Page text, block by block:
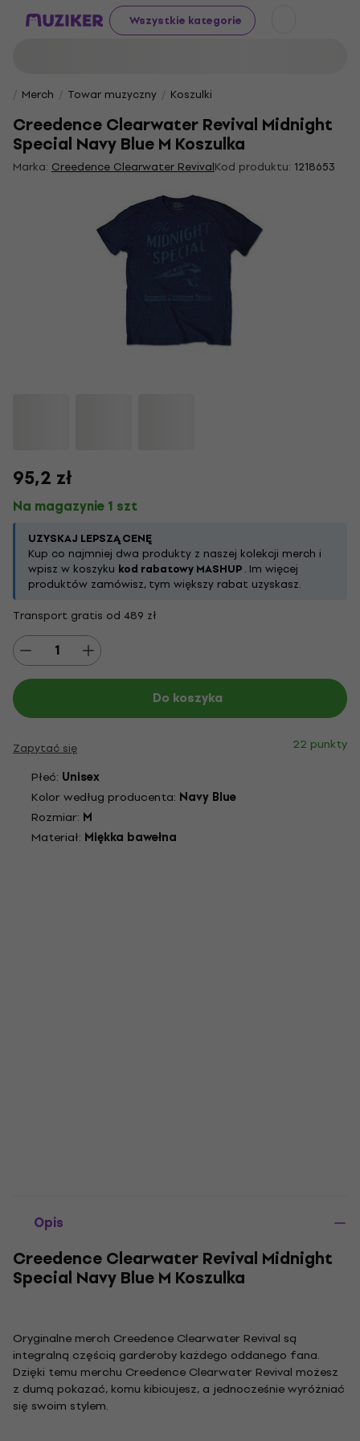
Wszystkie kategorie
Merch Towar muzyczny Koszulki
Creedence Clearwater Revival Midnight
Special Navy Blue M Koszulka
Marka: Creedence Clearwater RevivalKod produktu: 1218653
95,2 zł
Na magazynie 1 szt
UZYSKAJ LEPSZĄ CENĘ
Kup co najmniej dwa produkty z naszej kolekcji merch i
wpisz w koszyku kod rabatowy MASHUP. Im więcej
produktów zamówisz, tym większy rabat uzyskasz.
Transport gratis od 489 zł
Do koszyka
Zapytać się
22 punkty
Płeć: Unisex
Kolor według producenta: Navy Blue
Rozmiar: M
Materiał: Miękka bawełna
Opis
Creedence Clearwater Revival Midnight
Special Navy Blue M Koszulka
Oryginalne merch Creedence Clearwater Revival są
integralną częścią garderoby każdego oddanego fana.
Dzięki temu merchu Creedence Clearwater Revival możesz
z dumą pokazać, komu kibicujesz, a jednocześnie wyróżniać
się swoim stylem.